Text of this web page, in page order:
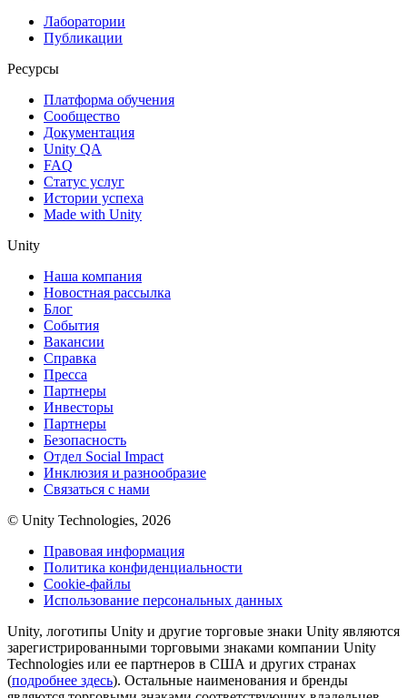
Лаборатории
Публикации
Ресурсы
Платформа обучения
Сообщество
Документация
Unity QA
FAQ
Статус услуг
Истории успеха
Made with Unity
Unity
Наша компания
Новостная рассылка
Блог
События
Вакансии
Справка
Пресса
Партнеры
Инвесторы
Партнеры
Безопасность
Отдел Social Impact
Инклюзия и разнообразие
Связаться с нами
© Unity Technologies, 2026
Правовая информация
Политика конфиденциальности
Cookie-файлы
Использование персональных данных
Unity, логотипы Unity и другие торговые знаки Unity являются
зарегистрированными торговыми знаками компании Unity
Technologies или ее партнеров в США и других странах
(подробнее здесь). Остальные наименования и бренды